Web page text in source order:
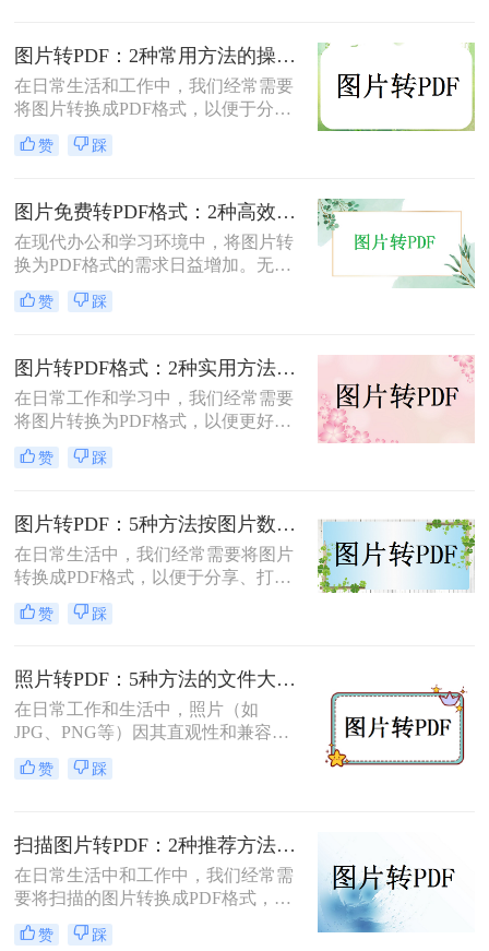
图片转PDF：2种常用方法的操作步骤和格式保留设置！
在日常生活和工作中，我们经常需要
将图片转换成PDF格式，以便于分
享、打印或存档。那么如何把图片转
换成PDF呢？本文将介绍两种常用的
赞 踩
图片免费转PDF格式：2种高效方法的转换速度和画质损失对比！
在现代办公和学习环境中，将图片转
换为PDF格式的需求日益增加。无论
是为了更好地保存、传输还是打印图
片，PDF格式因其跨平台兼容性和格
怎么转换成pdf格式免费呢？本文将介
绍两种免费且高效的图片转PDF的方
法。
赞 踩
图片转PDF格式：2种实用方法的关键参数和输出质量对比！
在日常工作和学习中，我们经常需要
将图片转换为PDF格式，以便更好地
保存、分享和打印。那么如何将图片
转换为pdf格式呢？本文将介绍两种将
赞 踩
图片转PDF：5种方法按图片数量和文件大小选，大的别用在线！
在日常生活中，我们经常需要将图片
转换成PDF格式，以便于分享、打印
或存档。那么图片如何转换成pdf呢？
本文将介绍几种将图片转换成PDF的
换方式。
赞 踩
照片转PDF：5种方法的文件大小限制和画质保留实测！
在日常工作和生活中，照片（如
JPG、PNG等）因其直观性和兼容性
被广泛使用。然而，在需要整合多张
照片、提高安全性或便于打印时，将
文将详细介绍5种将照片转换为PDF的
常用高效方法，帮助用户根据需求选
择最适合的方案。
赞 踩
扫描图片转PDF：2种推荐方法的清晰度调优和文件压缩！
在日常生活中和工作中，我们经常需
要将扫描的图片转换成PDF格式，以
便于文档的管理、共享和打印。那么
扫描图片怎么转换成pdf呢？本文将介
赞 踩